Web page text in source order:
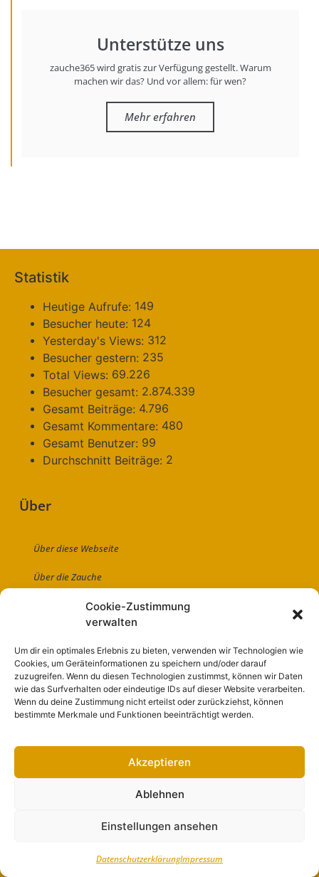
Cookie-Zustimmung
verwalten
Um dir ein optimales Erlebnis zu bieten, verwenden wir Technologien wie
Cookies, um Geräteinformationen zu speichern und/oder darauf
zuzugreifen. Wenn du diesen Technologien zustimmst, können wir Daten
wie das Surfverhalten oder eindeutige IDs auf dieser Website verarbeiten.
Wenn du deine Zustimmung nicht erteilst oder zurückziehst, können
bestimmte Merkmale und Funktionen beeinträchtigt werden.
Akzeptieren
Ablehnen
Einstellungen ansehen
DatenschutzerklärungImpressum
Unterstütze uns
zauche365 wird gratis zur Verfügung gestellt. Warum
machen wir das? Und vor allem: für wen?
Mehr erfahren
Statistik
Heutige Aufrufe: 149
Besucher heute: 124
Yesterday's Views: 312
Besucher gestern: 235
Total Views: 69.226
Besucher gesamt: 2.874.339
Gesamt Beiträge: 4.796
Gesamt Kommentare: 480
Gesamt Benutzer: 99
Durchschnitt Beiträge: 2
Über
Über diese Webseite
Über die Zauche
Impressum
WERBEN AUF „ZAUCHE 365“